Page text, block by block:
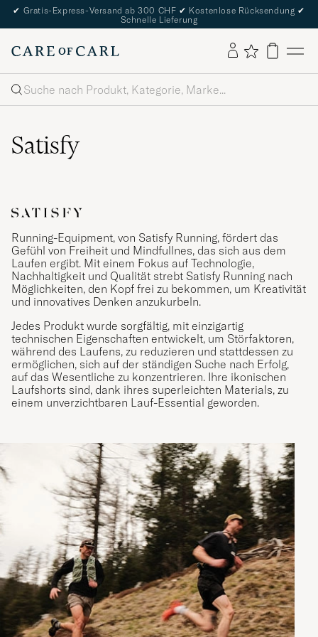
✔ Gratis-Express-Versand ab 300 CHF ✔ Kostenlose Rücksendung ✔
Schnelle Lieferung
Suche
Satisfy
Running-Equipment, von Satisfy Running, fördert das
Gefühl von Freiheit und Mindfullnes, das sich aus dem
Laufen ergibt. Mit einem Fokus auf Technologie,
Nachhaltigkeit und Qualität strebt Satisfy Running nach
Möglichkeiten, den Kopf frei zu bekommen, um Kreativität
und innovatives Denken anzukurbeln.
Jedes Produkt wurde sorgfältig, mit einzigartig
technischen Eigenschaften entwickelt, um Störfaktoren,
während des Laufens, zu reduzieren und stattdessen zu
ermöglichen, sich auf der ständigen Suche nach Erfolg,
auf das Wesentliche zu konzentrieren. Ihre ikonischen
Laufshorts sind, dank ihres superleichten Materials, zu
einem unverzichtbaren Lauf-Essential geworden.